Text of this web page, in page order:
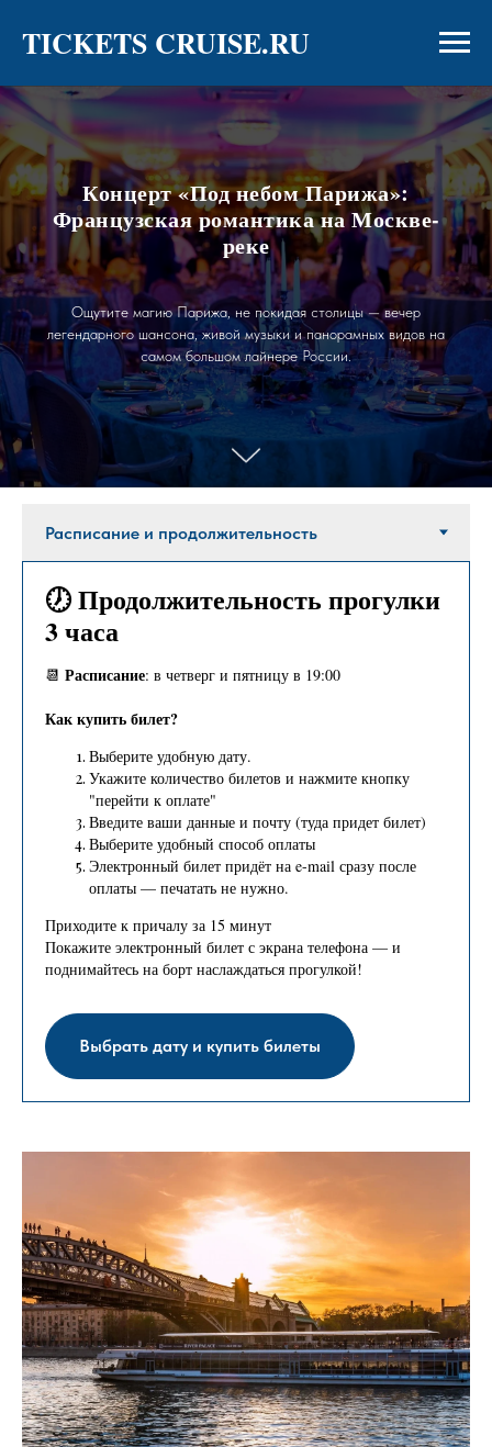
TICKETS CRUISE.RU
Концерт «Под небом Парижа»:
Французская романтика на Москве-
реке
Ощутите магию Парижа, не покидая столицы — вечер
легендарного шансона, живой музыки и панорамных видов на
самом большом лайнере России.
🕖 Продолжительность прогулки
3 часа
📆 Расписание: в четверг и пятницу в 19:00
Как купить билет?
Выберите удобную дату.
Укажите количество билетов и нажмите кнопку
"перейти к оплате"
Введите ваши данные и почту (туда придет билет)
Выберите удобный способ оплаты
Электронный билет придёт на e-mail сразу после
оплаты — печатать не нужно.
Приходите к причалу за 15 минут
Покажите электронный билет с экрана телефона — и
поднимайтесь на борт наслаждаться прогулкой!
Выбрать дату и купить билеты